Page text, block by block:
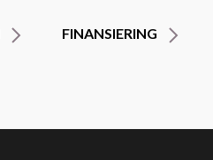
FINANSIERING